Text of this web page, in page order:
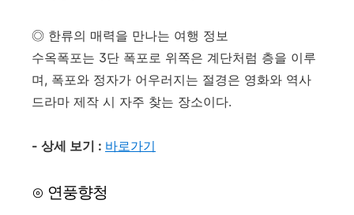
◎ 한류의 매력을 만나는 여행 정보
수옥폭포는 3단 폭포로 위쪽은 계단처럼 층을 이루
며, 폭포와 정자가 어우러지는 절경은 영화와 역사
드라마 제작 시 자주 찾는 장소이다.
- 상세 보기 : 바로가기
⊙ 연풍향청